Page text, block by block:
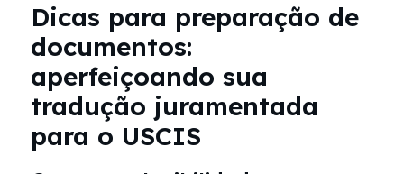
Dicas para preparação de
documentos:
aperfeiçoando sua
tradução juramentada
para o USCIS